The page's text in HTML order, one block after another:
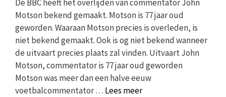
De BBC heeft het overlijden van commentator John
Motson bekend gemaakt. Motson is 77 jaar oud
geworden. Waaraan Motson precies is overleden, is
niet bekend gemaakt. Ook is og niet bekend wanneer
de uitvaart precies plaats zal vinden. Uitvaart John
Motson, commentator is 77 jaar oud geworden
Motson was meer dan een halve eeuw
voetbalcommentator … Lees meer